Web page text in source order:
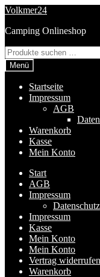
Zur
springen
Zum
springen
Volkmer24
Camping Onlineshop
Suchen
nach:
Menü
Startseite
Impressum
AGB
Warenkorb
Kasse
Mein Konto
Start
AGB
Impressum
Datenschutz
Impressum
Kasse
Mein Konto
Mein Konto
Vertrag widerrufen
Warenkorb